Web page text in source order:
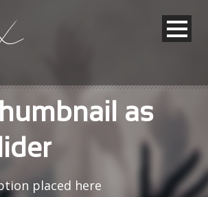
as
placed here